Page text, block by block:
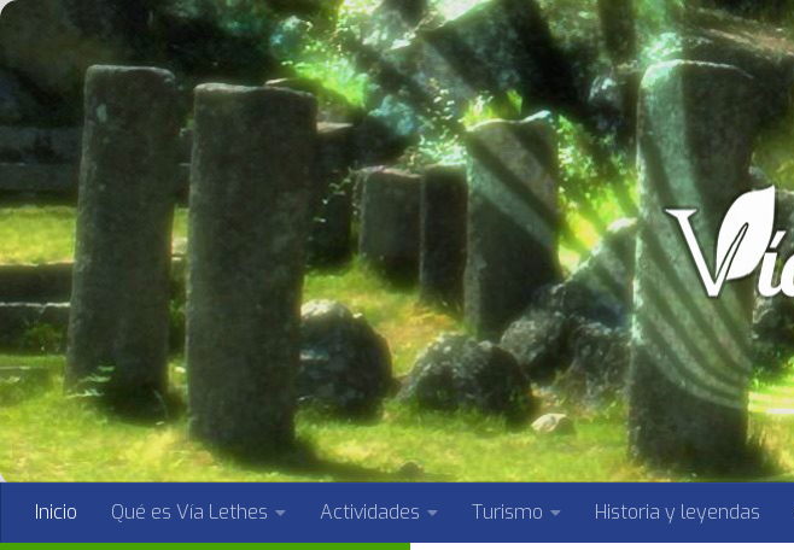
Saltar al contenido
Inicio Qué es Vía Lethes Actividades Turismo Historia y leyendas